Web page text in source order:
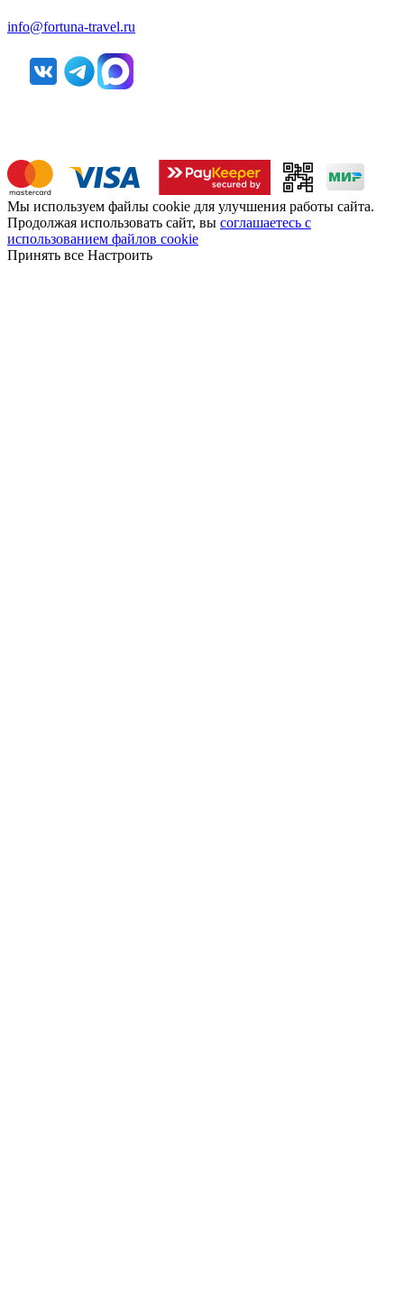
info@fortuna-travel.ru
Мы используем файлы cookie для улучшения работы сайта.
Продолжая использовать сайт, вы соглашаетесь с
использованием файлов cookie
Принять все Настроить